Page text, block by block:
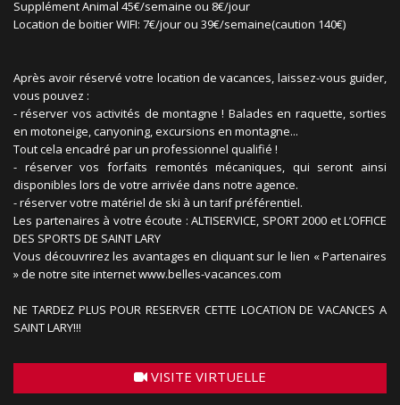
Supplément Animal 45€/semaine ou 8€/jour
Location de boitier WIFI: 7€/jour ou 39€/semaine(caution 140€)
Après avoir réservé votre location de vacances, laissez-vous guider,
vous pouvez :
- réserver vos activités de montagne ! Balades en raquette, sorties
en motoneige, canyoning, excursions en montagne...
Tout cela encadré par un professionnel qualifié !
- réserver vos forfaits remontés mécaniques, qui seront ainsi
disponibles lors de votre arrivée dans notre agence.
- réserver votre matériel de ski à un tarif préférentiel.
Les partenaires à votre écoute : ALTISERVICE, SPORT 2000 et L’OFFICE
DES SPORTS DE SAINT LARY
Vous découvrirez les avantages en cliquant sur le lien « Partenaires
» de notre site internet www.belles-vacances.com
NE TARDEZ PLUS POUR RESERVER CETTE LOCATION DE VACANCES A
SAINT LARY!!!
VISITE VIRTUELLE